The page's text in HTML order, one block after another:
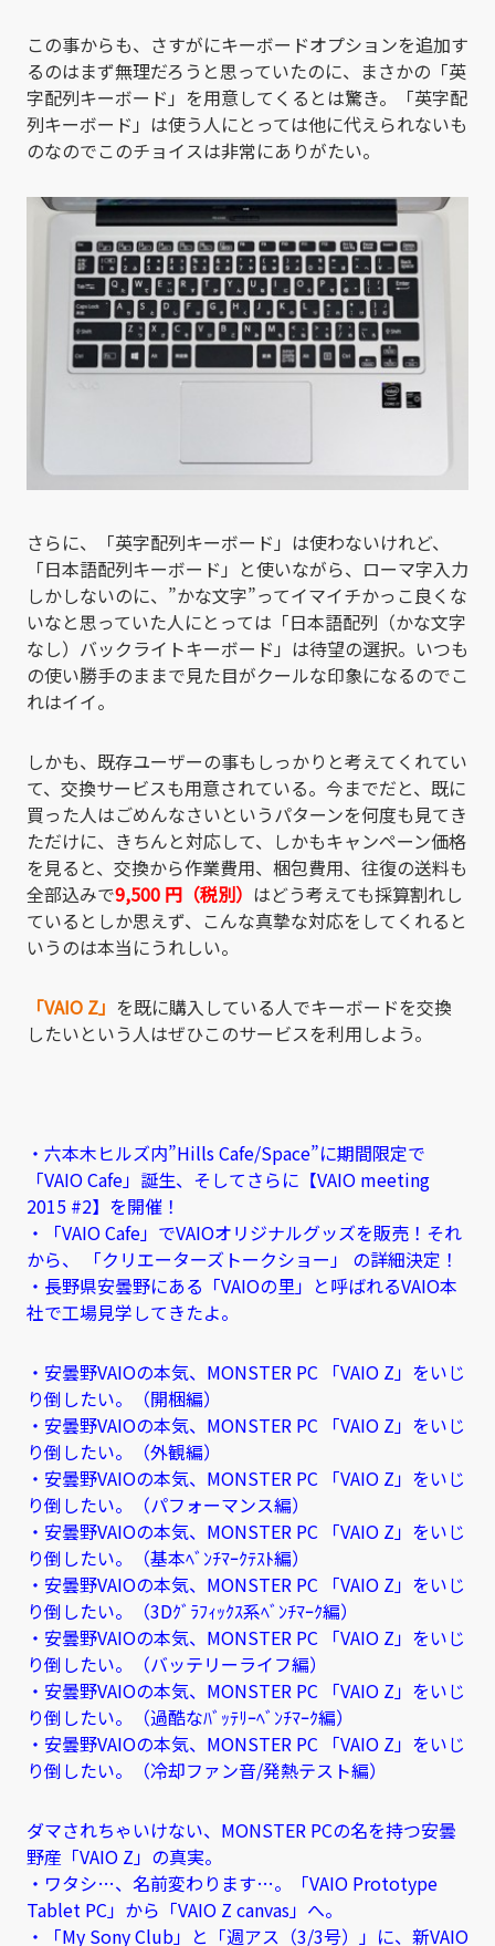
この事からも、さすがにキーボードオプションを追加す
るのはまず無理だろうと思っていたのに、まさかの「英
字配列キーボード」を用意してくるとは驚き。「英字配
列キーボード」は使う人にとっては他に代えられないも
のなのでこのチョイスは非常にありがたい。
さらに、「英字配列キーボード」は使わないけれど、
「日本語配列キーボード」と使いながら、ローマ字入力
しかしないのに、”かな文字”ってイマイチかっこ良くな
いなと思っていた人にとっては「日本語配列（かな文字
なし）バックライトキーボード」は待望の選択。いつも
の使い勝手のままで見た目がクールな印象になるのでこ
れはイイ。
しかも、既存ユーザーの事もしっかりと考えてくれてい
て、交換サービスも用意されている。今までだと、既に
買った人はごめんなさいというパターンを何度も見てき
ただけに、きちんと対応して、しかもキャンペーン価格
を見ると、交換から作業費用、梱包費用、往復の送料も
全部込みで9,500 円（税別） はどう考えても採算割れし
ているとしか思えず、こんな真摯な対応をしてくれると
いうのは本当にうれしい。
「VAIO Z」 を既に購入している人でキーボードを交換
したいという人はぜひこのサービスを利用しよう。
・六本木ヒルズ内”Hills Cafe/Space”に期間限定で
「VAIO Cafe」誕生、そしてさらに【VAIO meeting
2015 #2】を開催！
・「VAIO Cafe」でVAIOオリジナルグッズを販売！それ
から、 「クリエーターズトークショー」 の詳細決定！
・長野県安曇野にある「VAIOの里」と呼ばれるVAIO本
社で工場見学してきたよ。
・安曇野VAIOの本気、MONSTER PC 「VAIO Z」をいじ
り倒したい。（開梱編）
・安曇野VAIOの本気、MONSTER PC 「VAIO Z」をいじ
り倒したい。（外観編）
・安曇野VAIOの本気、MONSTER PC 「VAIO Z」をいじ
り倒したい。（パフォーマンス編）
・安曇野VAIOの本気、MONSTER PC 「VAIO Z」をいじ
り倒したい。（基本ﾍﾞﾝﾁﾏｰｸﾃｽﾄ編）
・安曇野VAIOの本気、MONSTER PC 「VAIO Z」をいじ
り倒したい。（3Dｸﾞﾗﾌｨｯｸｽ系ﾍﾞﾝﾁﾏｰｸ編）
・安曇野VAIOの本気、MONSTER PC 「VAIO Z」をいじ
り倒したい。（バッテリーライフ編）
・安曇野VAIOの本気、MONSTER PC 「VAIO Z」をいじ
り倒したい。（過酷なﾊﾞｯﾃﾘｰﾍﾞﾝﾁﾏｰｸ編）
・安曇野VAIOの本気、MONSTER PC 「VAIO Z」をいじ
り倒したい。（冷却ファン音/発熱テスト編）
ダマされちゃいけない、MONSTER PCの名を持つ安曇
野産「VAIO Z」の真実。
・ワタシ…、名前変わります…。「VAIO Prototype
Tablet PC」から「VAIO Z canvas」へ。
・「My Sony Club」と「週アス（3/3号）」に、新VAIO